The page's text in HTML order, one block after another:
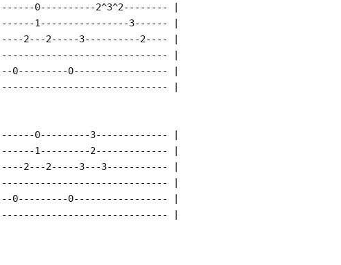
0----------2^3^2-------- |
1----------------3------ |
2---2-----3----------2---- |
|
0---------0----------------- |
|
0---------3------------- |
1---------2------------- |
2---2-----3---3----------- |
|
0---------0----------------- |
|